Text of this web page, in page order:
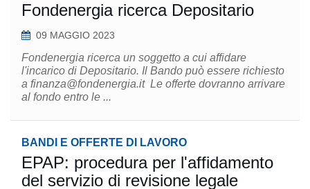
Fondenergia ricerca Depositario
09 MAGGIO 2023
Fondenergia ricerca un soggetto a cui affidare
l'incarico di Depositario. Il Bando può essere richiesto
a finanza@fondenergia.it Le offerte dovranno arrivare
al fondo entro le ...
BANDI E OFFERTE DI LAVORO
EPAP: procedura per l'affidamento
del servizio di revisione legale